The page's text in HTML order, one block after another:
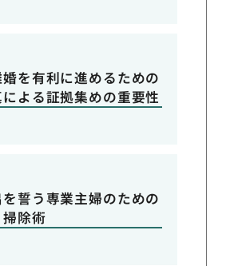
を有利に進めるための
よる証拠集めの重要性
誓う専業主婦のための
掃除術